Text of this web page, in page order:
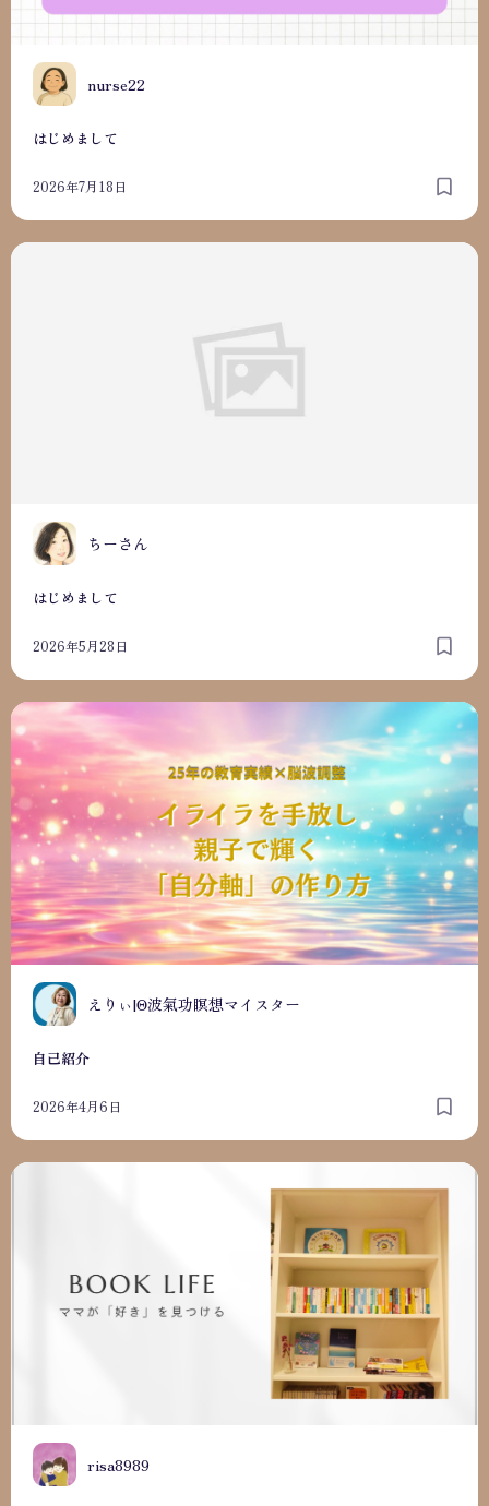
N nurse22
はじめまして
2026年7月18日
ちーさん
はじめまして
2026年5月28日
はじめまして
えりぃ|Θ波氣功瞑想マイスター
自己紹介
2026年4月6日
自己紹介
R risa8989
はじめまして